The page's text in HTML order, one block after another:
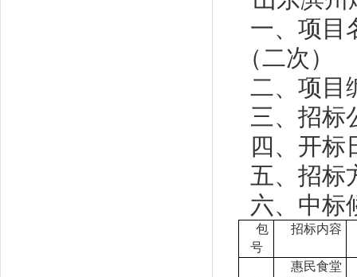
一、项目
（二次）
二、 项目
三、招标
四、开标
五、招标
六、中标
包
号
招标内容
惠民食堂